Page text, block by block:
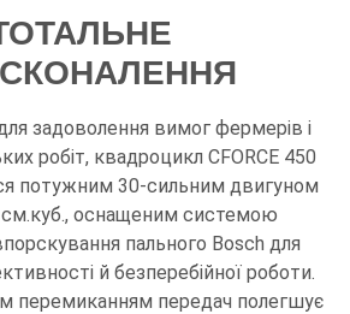
задоволення вимог фермерів і
робіт, квадроцикл CFORCE 450
потужним 30-сильним двигуном
оснащеним системою
пального Bosch для
й безперебійної роботи.
перемиканням передач полегшує